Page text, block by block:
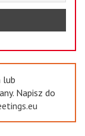
lub
Napisz do